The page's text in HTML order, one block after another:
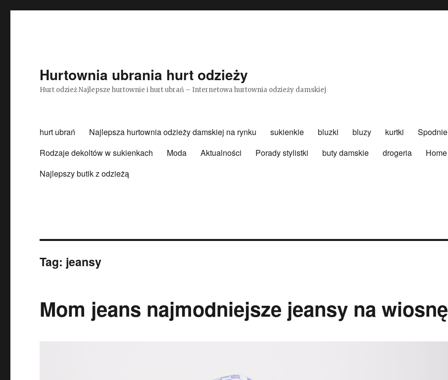
Hurtownia ubrania hurt odzieży
Hurt odzież Najlepsze hurtownie i hurt ubrań – Internetowa hurtownia odzieży damskiej
hurt ubrań Najlepsza hurtownia odzieży damskiej na rynku sukienkie bluzki bluzy kurtki Spodnie
Rodzaje dekoltów w sukienkach
Moda Aktualności Porady stylistki buty damskie drogeria Home
Najlepszy butik z odzieżą
Tag: jeansy
Mom jeans najmodniejsze jeansy na wiosnę